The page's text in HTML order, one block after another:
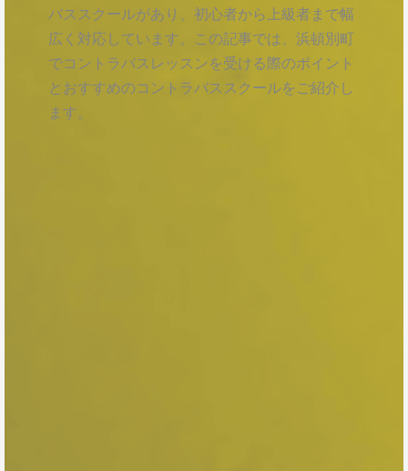
バススクールがあり、初心者から上級者まで幅
広く対応しています。この記事では、浜頓別町
でコントラバスレッスンを受ける際のポイント
とおすすめのコントラバススクールをご紹介し
ます。